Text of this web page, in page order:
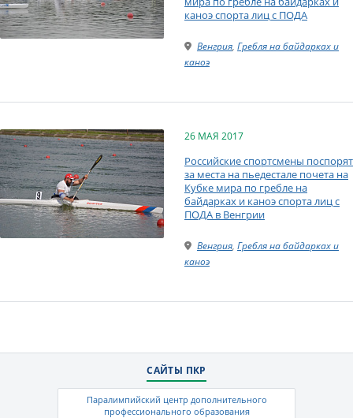
каноэ спорта лиц с ПОДА
Венгрия, Гребля на байдарках и
каноэ
26 МАЯ 2017
Российские спортсмены поспорят
за места на пьедестале почета на
Кубке мира по гребле на
байдарках и каноэ спорта лиц с
ПОДА в Венгрии
Венгрия, Гребля на байдарках и
каноэ
САЙТЫ ПКР
Паралимпийский центр дополнительного
профессионального образования